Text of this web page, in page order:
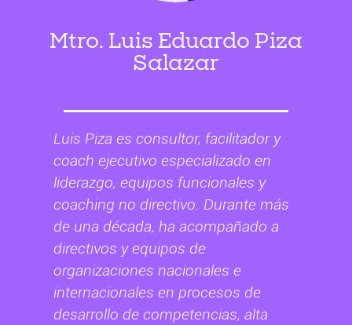
Mtro. Luis Eduardo Piza
Salazar
Luis Piza es consultor, facilitador y
coach ejecutivo especializado en
liderazgo, equipos funcionales y
coaching no directivo. Durante más
de una década, ha acompañado a
directivos y equipos de
organizaciones nacionales e
internacionales en procesos de
desarrollo de competencias, alta